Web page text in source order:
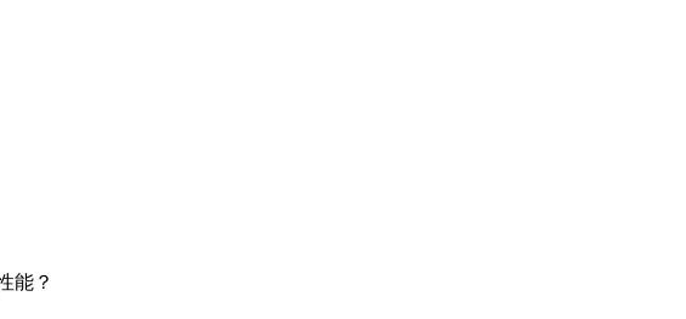
能？